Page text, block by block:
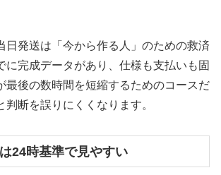
日発送は「今から作る人」のための救済
に完成データがあり、仕様も支払いも固
最後の数時間を短縮するためのコースだ
判断を誤りにくくなります。
24時基準で見やすい